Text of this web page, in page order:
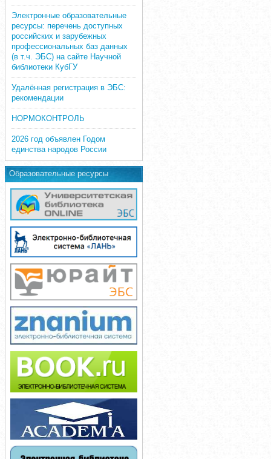
Электронные образовательные
ресурсы: перечень доступных
российских и зарубежных
профессиональных баз данных
(в т.ч. ЭБС) на сайте Научной
библиотеки КубГУ
Удалённая регистрация в ЭБС:
рекомендации
НОРМОКОНТРОЛЬ
2026 год объявлен Годом
единства народов России
Образовательные ресурсы